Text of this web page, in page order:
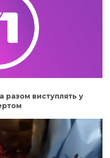
разом виступлять у